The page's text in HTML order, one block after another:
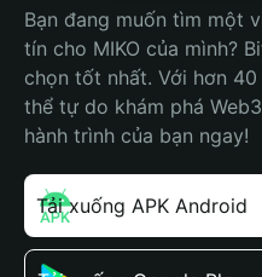
Bạn đang muốn tìm một
tín cho MIKO của mình?
chọn tốt nhất. Với hơn
thể tự do khám phá
hành trình của bạn ngay!
Tải xuống APK Android